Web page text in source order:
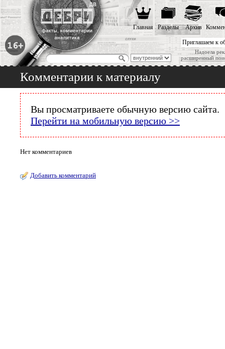
Приглашаем к
Надоела
расширенный
Главная Разделы Архив
Комментарии к материалу
Вы просматриваете обычную версию сайта.
Перейти на мобильную версию >>
Нет комментариев
Добавить комментарий